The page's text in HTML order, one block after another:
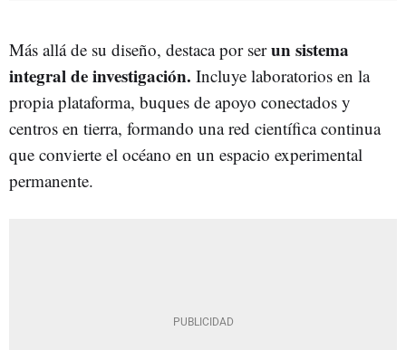
Más allá de su diseño, destaca por serun sistema
integral de investigación. Incluye laboratorios en la
propia plataforma, buques de apoyo conectados y
centros en tierra, formando una red científica continua
que convierte el océano en un espacio experimental
permanente.